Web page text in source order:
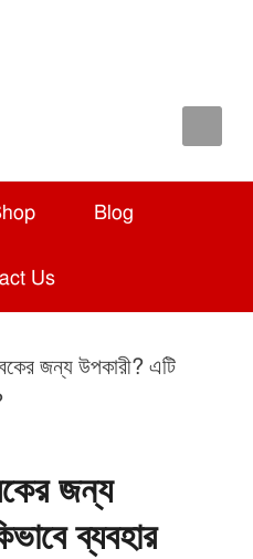
Blog
Us
জন্য উপকারী? এটি
জন্য
ব্যবহার